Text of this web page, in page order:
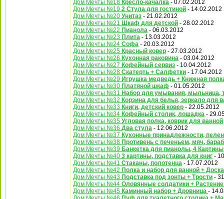
Дом Мечты №18 Кресло-качалка - 07.02.2012
Дом Мечты №19 2 Стула для гостиной - 14.02.2012
Дом Мечты №20 Унитаз - 21.02.2012
Дом Мечты №21 Шкаф для детской - 28.02.2012
Дом Мечты №22 Пианола - 06.03.2012
Дом Мечты №23 Плита - 13.03.2012
Дом Мечты №24 Софа - 20.03.2012
Дом Мечты №25 Красный ковер - 27.03.2012
Дом Мечты №26 Кухонная раковина - 03.04.2012
Дом Мечты №27 Кофейный сервиз - 10.04.2012
Дом Мечты №28 Скатерть + Салфетки - 17.04.2012
Дом Мечты №29 Игрушка медведь + Книжная
Дом Мечты №30 Платяной шкаф - 01.05.2012
Дом Мечты №31 Набор для умывания, мыльница,
Дом Мечты №32 Корзина для белья, зеркало для
Дом Мечты №33 Книги, детский ковер - 22.05.2012
Дом Мечты №34 Кофейный столик, лошадка -
Дом Мечты №35 Угловая полка, коврик для ванной
Дом Мечты №36 Два стула - 12.06.2012
Дом Мечты №37 Кухонные принадлежности,
Дом Мечты №38 Противень с печеньем, мяч,
Дом Мечты №39 Банкетка для пианолы, 4 Картины
Дом Мечты №40 3 картины, подставка для книг -
Дом Мечты №41 Стаканы, полотенца - 17.07.2012
Дом Мечты №42 Полка и набор для ванной +
Дом Мечты №43 Подставка под зонты + Трости -
Дом Мечты №44 Оловянные солдатики +
Дом Мечты №45 Каминный набор + Дровница -